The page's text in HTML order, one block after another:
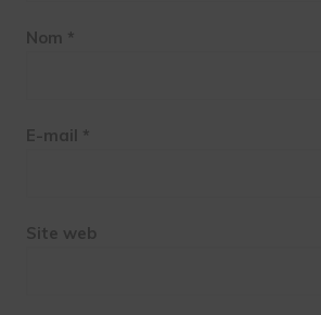
Nom *
E-mail *
Site web